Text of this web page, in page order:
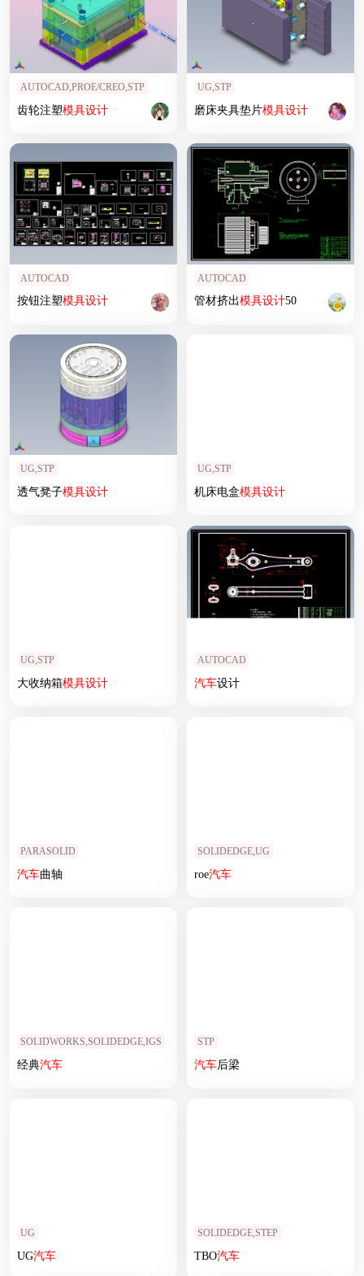
AUTOCAD,PROE/CREO,STP
齿轮注塑模具设计
UG,STP
磨床夹具垫片模具设计
AUTOCAD
按钮注塑模具设计
AUTOCAD
管材挤出模具设计50
UG,STP
透气凳子模具设计
UG,STP
机床电盒模具设计
UG,STP
大收纳箱模具设计
AUTOCAD
汽车设计
PARASOLID
汽车曲轴
SOLIDEDGE,UG
roe汽车
SOLIDWORKS,SOLIDEDGE,IGS
经典汽车
STP
汽车后梁
UG
UG汽车
SOLIDEDGE,STEP
TBO汽车